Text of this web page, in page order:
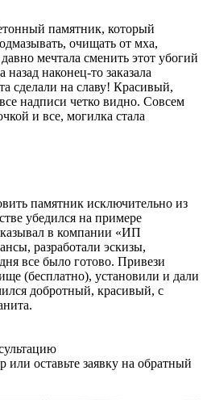
памятник, который
очищать от мха,
мечтала сменить этот убогий
назад наконец-то заказала
сделали на славу! Красивый,
надписи четко видно. Совсем
и все, могилка стала
памятник исключительно из
убедился на примере
в компании «ИП
разработали эскизы,
все было готово. Привези
(бесплатно), установили и дали
добротный, красивый, с
или оставьте заявку на обратный